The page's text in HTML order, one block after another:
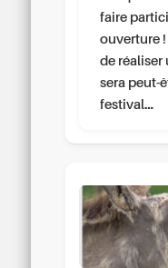
faire
ouverture
de réaliser
sera peut-
festival…